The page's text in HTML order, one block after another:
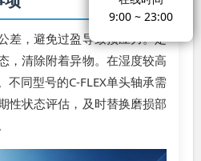
差，避免过盈导致预应力。定
，清除附着异物。在湿度较高
不同型号的C-FLEX单头轴承需
性状态评估，及时替换磨损部
9:00 ~ 23:00